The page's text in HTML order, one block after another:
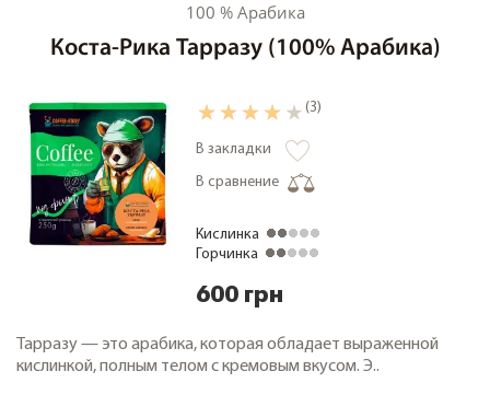
100 % Арабика
Коста-Рика Тарразу (100% Арабика)
(3)
В закладки
В сравнение
Кислинка
Горчинка
600 грн
Тарразу — это арабика, которая обладает выраженной
кислинкой, полным телом с кремовым вкусом. Э..